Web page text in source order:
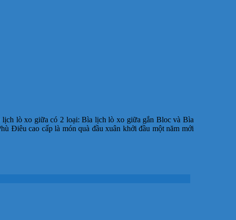
lò xo giữa có 2 loại: Bìa lịch lò xo giữa gắn Bloc và Bìa
Điêu cao cấp là món quà đầu xuân khởi đầu một năm mới